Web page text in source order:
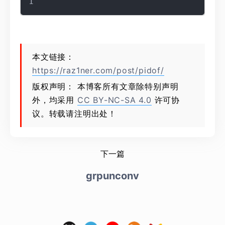
本文链接：
https://raz1ner.com/post/pidof/
版权声明： 本博客所有文章除特别声明
外，均采用 CC BY-NC-SA 4.0 许可协
议。转载请注明出处！
下一篇
grpunconv